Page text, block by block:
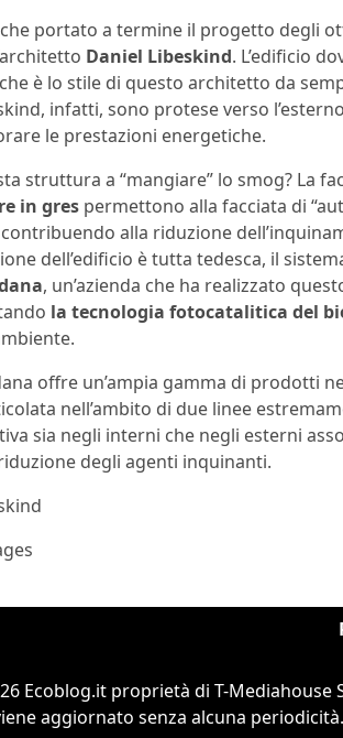
portato a termine il progetto degli
Daniel Libeskind. L’edificio
è lo stile di questo architetto da
infatti, sono protese verso
le prestazioni energetiche.
struttura a “mangiare” lo smog? La
in gres permettono alla facciata di
alla riduzione
dell’edificio è tutta tedesca, il
, un’azienda che ha realizzato
la tecnologia fotocatalitica del
offre un’ampia gamma di prodotti
nell’ambito di due linee
sia negli interni che negli esterni
degli agenti inquinanti.
Ecoblog.it proprietà di T-Mediahouse
aggiornato senza alcuna